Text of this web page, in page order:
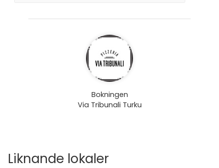
Bokningen
Via Tribunali Turku
Liknande lokaler